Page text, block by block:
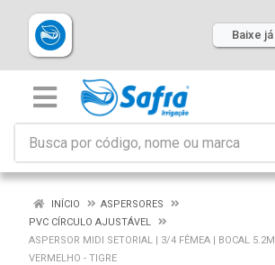
Baixe
INÍCIO
ASPERSORES
PVC CÍRCULO AJUSTÁVEL
ASPERSOR MIDI SETORIAL | 3/4 FÊMEA | BOCAL
VERMELHO - TIGRE